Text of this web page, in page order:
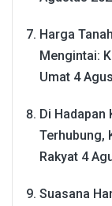
Harga
Mengintai:
Umat 4
Di Hadapan
Terhubung,
Rakyat 4
Suasana